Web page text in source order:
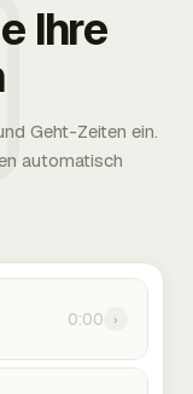
Ihre
Geht-Zeiten ein.
automatisch
0:00 ›